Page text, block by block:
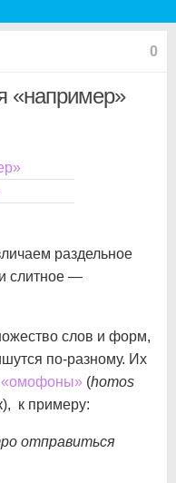
0
«например»
раздельное
и слитное —
слов и форм,
по-разному. Их
«омофоны» (homos
к примеру:
отправиться